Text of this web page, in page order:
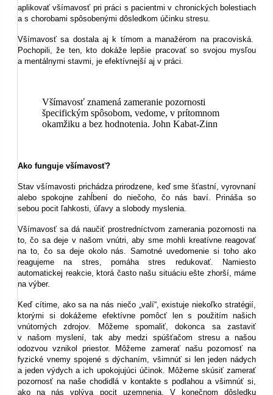
aplikovať všímavosť pri práci s pacientmi v chronických bolestiach
a s chorobami spôsobenými dôsledkom účinku stresu.
Všímavosť sa dostala aj k tímom a manažérom na pracoviská.
Pochopili, že ten, kto dokáže lepšie pracovať so svojou mysľou
a mentálnymi stavmi, je efektívnejší aj v práci.
Všímavosť znamená zameranie pozornosti
špecifickým spôsobom, vedome, v prítomnom
okamžiku a bez hodnotenia. John Kabat-Zinn
Ako funguje všímavosť?
Stav všímavosti prichádza prirodzene, keď sme šťastní, vyrovnaní
alebo spokojne zahĺbení do niečoho, čo nás baví. Prináša so
sebou pocit ľahkosti, úľavy a slobody myslenia.
Všímavosť sa dá naučiť prostredníctvom zamerania pozornosti na
to, čo sa deje v našom vnútri, aby sme mohli kreatívne reagovať
na to, čo sa deje okolo nás. Samotné uvedomenie si toho ako
reagujeme na stres, pomáha stres redukovať. Namiesto
automatickej reakcie, ktorá často našu situáciu ešte zhorší, máme
na výber.
Keď cítime, ako sa na nás niečo „valí“, existuje niekoľko stratégií,
ktorými si dokážeme efektívne pomôcť len s použitím našich
vnútorných zdrojov. Môžeme spomaliť, dokonca sa zastaviť
v našom myslení, tak aby medzi spúšťačom stresu a našou
odozvou vznikol priestor. Môžeme zamerať našu pozornosť na
fyzické vnemy spojené s dýchaním, všimnúť si len jeden nádych
a jeden výdych a ich upokojujúci účinok. Môžeme skúsiť zamerať
pozornosť na naše chodidlá v kontakte s podlahou a všimnúť si,
ako na nás vplýva pocit uzemnenia. V konečnom dôsledku